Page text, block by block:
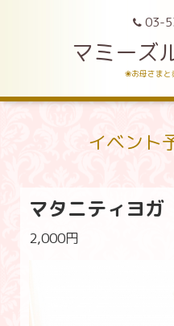
03-
マミーズ
❀お母さまと
イベント
マタニティヨガ
2,000円